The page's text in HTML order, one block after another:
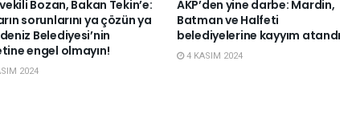
Bozan, Bakan Tekin’e:
sorunlarını ya çözün ya
Belediyesi’nin
engel olmayın!
2024
AKP’den yine darbe: Mardin,
Batman ve Halfeti
belediyelerine kayyım atandı
4 KASIM 2024